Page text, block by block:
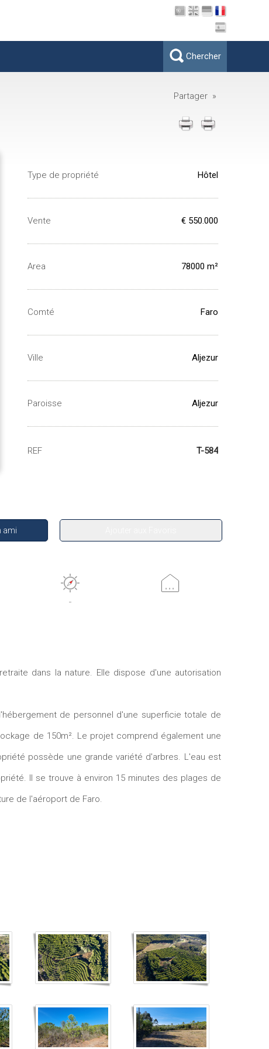
Chercher
Partager »
Type de propriété Hôtel
Vente € 550.000
Area 78000 m²
Comté Faro
Ville Aljezur
Paroisse Aljezur
REF T-584
ami
-
...
dans la nature. Elle dispose d'une autorisation
de personnel d'une superficie totale de
de 150m². Le projet comprend également une
possède une grande variété d'arbres. L'eau est
Il se trouve à environ 15 minutes des plages de
de l'aéroport de Faro.